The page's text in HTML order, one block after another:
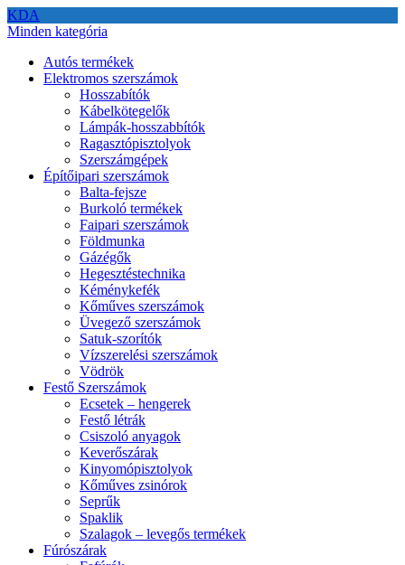
KDA
Minden kategória
Autós termékek
Elektromos szerszámok
Hosszabítók
Kábelkötegelők
Lámpák-hosszabbítók
Ragasztópisztolyok
Szerszámgépek
Építőipari szerszámok
Balta-fejsze
Burkoló termékek
Faipari szerszámok
Földmunka
Gázégők
Hegesztéstechnika
Kéménykefék
Kőműves szerszámok
Üvegező szerszámok
Satuk-szorítók
Vízszerelési szerszámok
Vödrök
Festő Szerszámok
Ecsetek – hengerek
Festő létrák
Csiszoló anyagok
Keverőszárak
Kinyomópisztolyok
Kőműves zsinórok
Seprűk
Spaklik
Szalagok – levegős termékek
Fúrószárak